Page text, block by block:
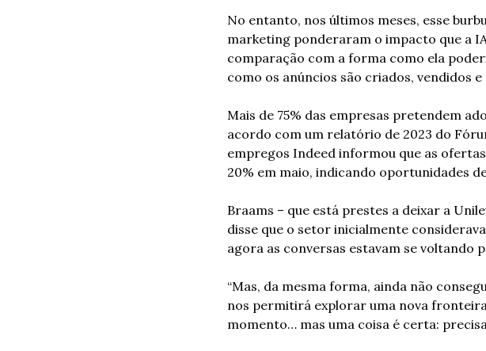
No entanto, nos últimos meses, esse
marketing ponderaram o impacto que a
comparação com a forma como ela
como os anúncios são criados, vendidos
Mais de 75% das empresas pretendem
acordo com um relatório de 2023 do
empregos Indeed informou que as
20% em maio, indicando oportunidades
Braams – que está prestes a deixar a
disse que o setor inicialmente
agora as conversas estavam se voltando
“Mas, da mesma forma, ainda não
nos permitirá explorar uma nova
momento… mas uma coisa é certa: